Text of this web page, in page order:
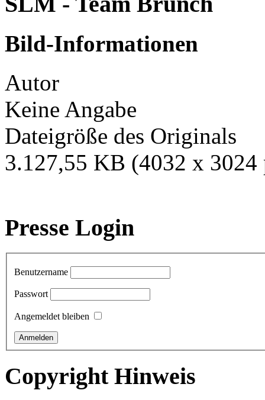
Bild-Informationen
Autor
Keine Angabe
Dateigröße des Originals
3.127,55 KB (4032 x 3024
Presse Login
Benutzername
Passwort
Angemeldet bleiben
Copyright Hinweis